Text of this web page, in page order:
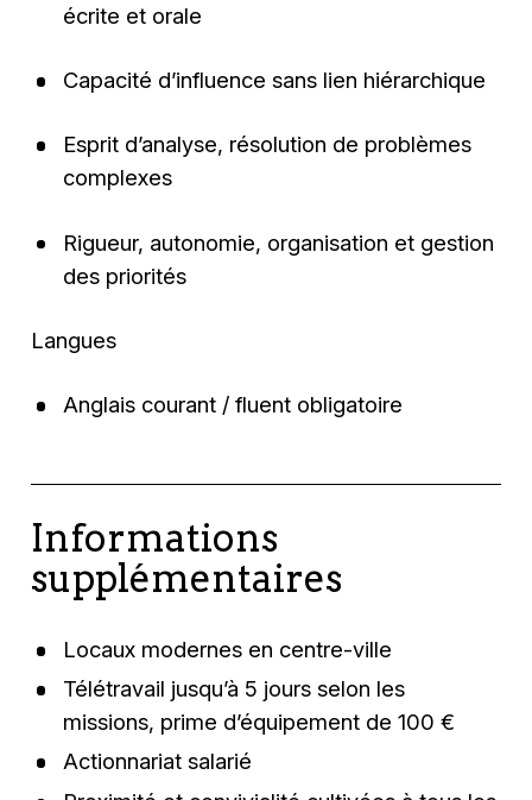
écrite et orale
Capacité d’influence sans lien hiérarchique
Esprit d’analyse, résolution de problèmes
complexes
Rigueur, autonomie, organisation et gestion
des priorités
Langues
Anglais courant / fluent obligatoire
Informations
supplémentaires
Locaux modernes en centre-ville
Télétravail jusqu’à 5 jours selon les
missions, prime d’équipement de 100 €
Actionnariat salarié